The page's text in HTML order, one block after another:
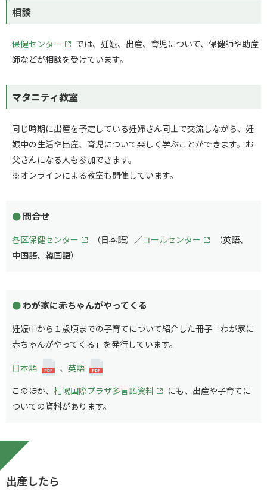
相談
保健センター
では、妊娠、出産、育児について、保健師や助産
師などが相談を受けています。
マタニティ教室
同じ時期に出産を予定している妊婦さん同士で交流しながら、妊
娠中の生活や出産、育児について楽しく学ぶことができます。お
父さんになる人も参加できます。
※オンラインによる教室も開催しています。
問合せ
各区保健センター （日本語）／コールセンター
（英語、
中国語、韓国語）
わが家に赤ちゃんがやってくる
妊娠中から１歳頃までの子育てについて紹介した冊子「わが家に
赤ちゃんがやってくる」を発行しています。
日本語
、 英語
このほか、 札幌国際プラザ多言語資料
にも、出産や子育てに
ついての資料があります。
出産したら